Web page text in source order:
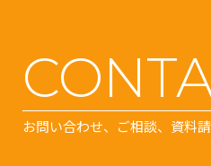
お問い合わせ、ご相談、資料